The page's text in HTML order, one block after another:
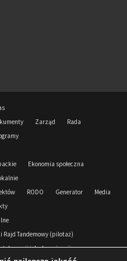
Zarząd
Rada
Ekonomia społeczna
RODO Generator
Media
Rajd Tandemowy (pilotaż)
i dyskryminacji